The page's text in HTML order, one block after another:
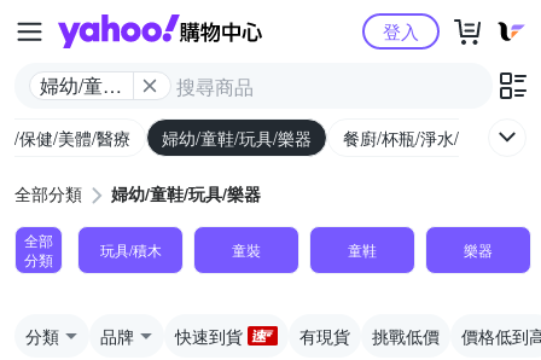
Yahoo購物中心
婦幼/童鞋/
登入
/保健/美體/醫療 婦幼/童鞋/玩具/樂器 餐廚/杯瓶/淨水/寵物
全部分類 婦幼/童鞋/玩具/樂器
全部
分類
玩具/積木 童裝 童鞋 樂器
分類 品牌 快速到貨 有現貨 挑戰低價 價格低到